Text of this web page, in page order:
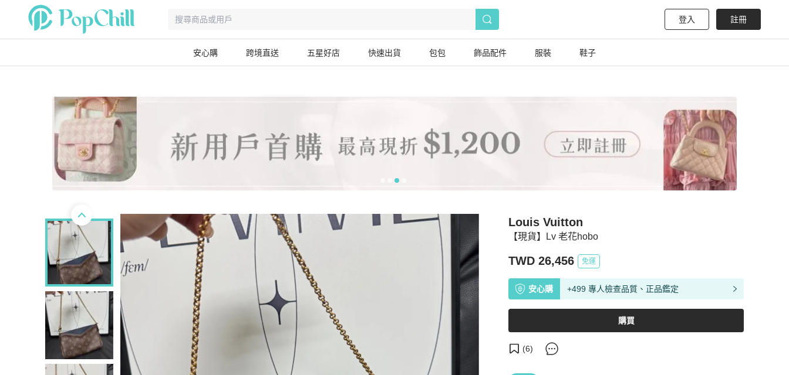
登入 註冊
安心購 跨境直送 五星好店 快速出貨 包包 飾品配件 服裝 鞋子
【現貨】Lv 老花hobo
Louis Vuitton
TWD 26,456 免運
安心購 +499 專人檢查品質、正品鑑定
購買
(6)